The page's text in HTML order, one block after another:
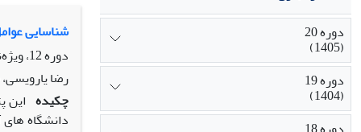
مدلی است که
خود
شناسایی
دوره 12، ویژه‌نامه، بهار 1397، صفحه
رضا یارویسی،
چکیده این
دانشگاه
دوره 20
(1405)
دوره 19
(1404)